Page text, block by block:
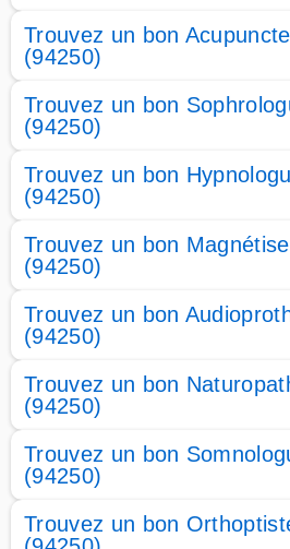
Trouvez un bon
(94250)
Trouvez un bon
(94250)
Trouvez un bon
(94250)
Trouvez un bon
(94250)
Trouvez un bon
(94250)
Trouvez un bon
(94250)
Trouvez un bon
(94250)
Trouvez un bon